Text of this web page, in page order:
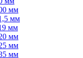
мм
мм
мм
мм
мм
мм